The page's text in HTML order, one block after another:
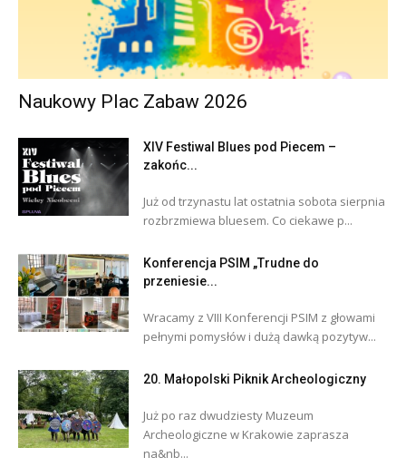
Naukowy Plac Zabaw 2026
XIV Festiwal Blues pod Piecem –
zakońc...
Już od trzynastu lat ostatnia sobota sierpnia
rozbrzmiewa bluesem. Co ciekawe p...
Konferencja PSIM „Trudne do
przeniesie...
Wracamy z VIII Konferencji PSIM z głowami
pełnymi pomysłów i dużą dawką pozytyw...
20. Małopolski Piknik Archeologiczny
Już po raz dwudziesty Muzeum
Archeologiczne w Krakowie zaprasza
na&nb...